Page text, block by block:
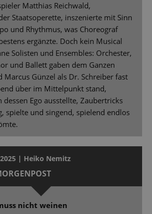
Matthias Reichwald,
Staatsoperette, inszenierte mit Sinn
und Rhythmus, was Choreograf
ergänzte. Doch kein Musical
Solisten und Ensembles: Orchester,
und Ballett gaben dem Ganzen
Marcus Günzel als Dr. Schreiber fast
über im Mittelpunkt stand,
dessen Ego ausstellte, Zaubertricks
spielte und singend, spielend endlos
| Heiko Nemitz
nicht weinen